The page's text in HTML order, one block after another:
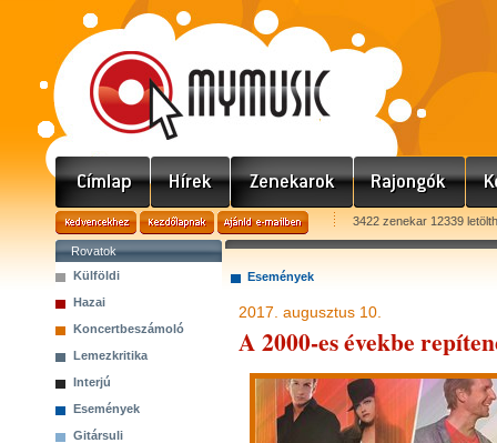
3422 zenekar 12339
Rovatok
Külföldi
Hazai
Koncertbeszámoló
Lemezkritika
Interjú
Események
Gitársuli
Események
2017. augusztus 10.
A 2000-es évekbe